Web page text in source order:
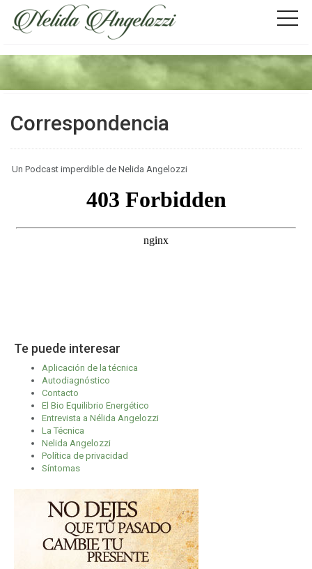
Correspondencia
Un Podcast imperdible de Nelida Angelozzi
Te puede interesar
Aplicación de la técnica
Autodiagnóstico
Contacto
El Bio Equilibrio Energético
Entrevista a Nélida Angelozzi
La Técnica
Nelida Angelozzi
Política de privacidad
Síntomas